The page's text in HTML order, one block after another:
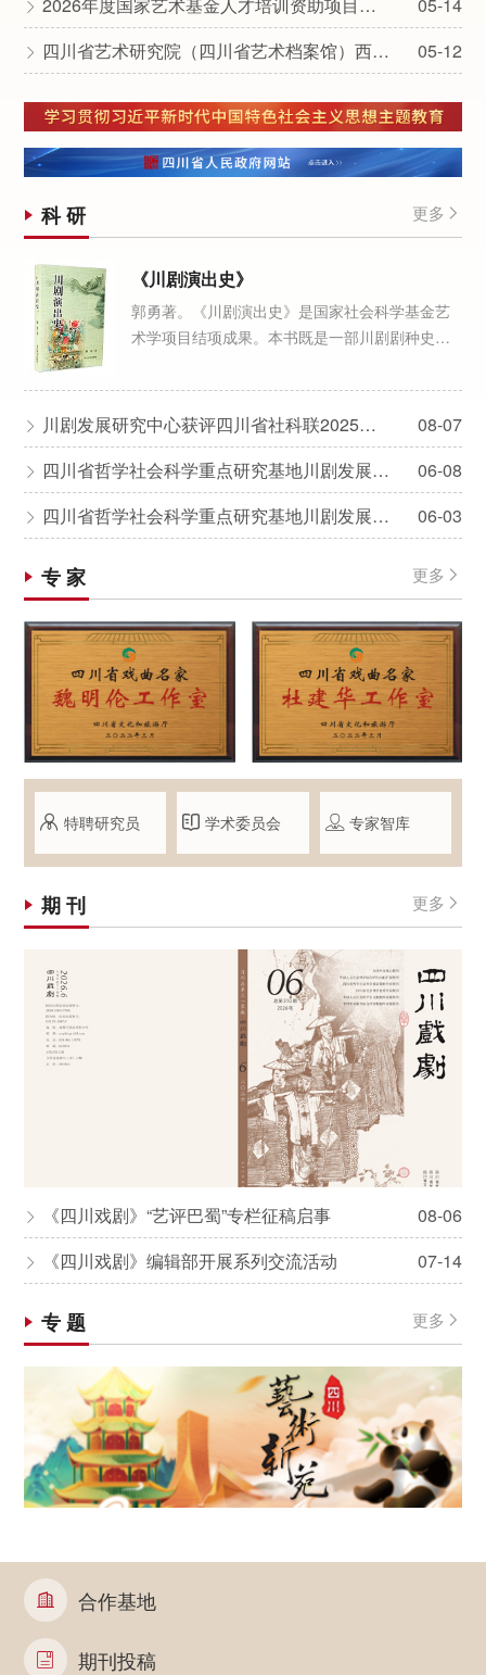
 2026年度国家艺术基金人才培训资助项目《西南地区基层文艺理论评论人才培训》录取学员名单公示 05-14
 四川省艺术研究院（四川省艺术档案馆）西南地区基层文艺理论评论人才培养住宿餐饮服务采购比选结果公示 05-12
科 研 更多 
《川剧演出史》
郭勇著。《川剧演出史》是国家社会科学基金艺
术学项目结项成果。本书既是一部川剧剧种史，
著作。它以年代为顺序，对清代至民国的川剧演
出进行了全面系统的梳理研究，展现了川剧艺术
的历史、现实和前景，总结了川剧的艺术价值和
文化意义。本书站在中华戏曲文化一体化进程下
本剧化运动的视野下，探索戏剧艺术在大中华文
化圈下文化共生的运动机制，研究地方剧种艺术
集成的发展模式，为诠释川剧的历史谜题
 川剧发展研究中心获评四川省社科联2025年度《四川哲学社会科学年鉴》供稿工作表现突出单位 08-07
 四川省哲学社会科学重点研究基地川剧发展研究中心2026年度项目立项公告 06-08
 四川省哲学社会科学重点研究基地川剧发展研究中心2026年度项目拟立项名单公示 06-03
专 家 更多 
 特聘研究员  学术委员会  专家智库
期 刊 更多 
 《四川戏剧》“艺评巴蜀”专栏征稿启事 08-06
 《四川戏剧》编辑部开展系列交流活动 07-14
专 题 更多 
 合作基地
 期刊投稿